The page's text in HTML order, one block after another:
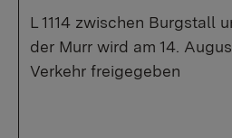
L 1114 zwischen Burgstall
der Murr wird am 14.
Verkehr freigegeben